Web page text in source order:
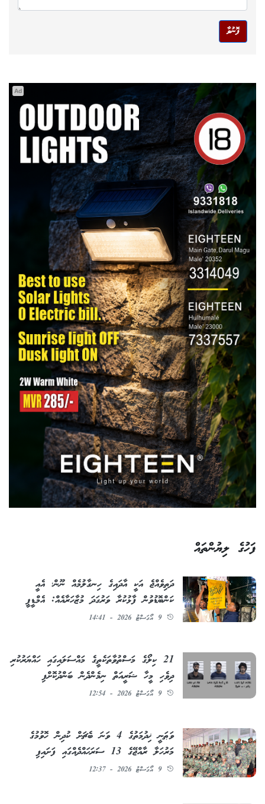
ފޮނުވާ
Ad
ފަހުގެ ލިޔުންތައް
ދަތިވެއްޖެ އަކީ އާދައިގެ ހިނގާލުމެއް ނޫން؛ އެއީ
ކަންބޮޑުވުން ފާޅުކުރާ ވަރުގަދަ މުޒާހަރާއެއް: އެމްޑީޕީ
9 އޯގަސްޓު 2026 - 14:41
21 ކިލޯގެ މަސްތުވާތަކެތީގެ މައްސަލައިގައި ހައްޔަރުކުރި
ދިވެހި މީހާ ޝަރީއަތް ނިމެންދެން ބަންދުކޮށްފި
9 އޯގަސްޓު 2026 - 12:54
ވަޠަނީ ޚިދުމަތުގެ 4 ވަނަ ބެޗަށް ކުދިން ހޮވުމުގެ
މަރުހަލާ ރާއްޖޭގެ 13 ސަރަޙައްދެއްގައި ފަށައިފި
9 އޯގަސްޓު 2026 - 12:37